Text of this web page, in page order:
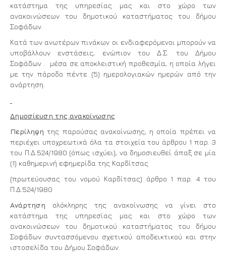
κατάστημα της υπηρεσίας μας και στο χώρο των
ανακοινώσεων του δημοτικού καταστήματος του δήμου
Σοφάδων.
Κατά των ανωτέρων πινάκων οι ενδιαφερόμενοι μπορούν να
υποβάλλουν ενστάσεις, ενώπιον του Δ.Σ. του Δήμου
Σοφάδων . μέσα σε αποκλειστική προθεσμία, η οποία λήγει
με την πάροδο πέντε (5) ημερολογιακών ημερών από την
ανάρτηση.
Δημοσίευση της ανακοίνωσης
Περίληψη της παρούσας ανακοίνωσης, η οποία πρέπει να
περιέχει υποχρεωτικά όλα τα στοιχεία του άρθρου 1 παρ. 3
του Π.Δ.524/1980 (όπως ισχύει), να δημοσιευθεί άπαξ σε μία
(1) καθημερινή εφημερίδα της Καρδίτσας
(πρωτεύουσας του νομού Καρδίτσας) άρθρο 1 παρ. 4 του
Π.Δ.524/1980
Ανάρτηση ολόκληρης της ανακοίνωσης να γίνει στο
κατάστημα της υπηρεσίας μας και στο χώρο των
ανακοινώσεων του δημοτικού καταστήματος του δήμου
Σοφάδων συντασσόμενου σχετικού αποδεικτικού και στην
ιστοσελίδα του Δήμου Σοφάδων.